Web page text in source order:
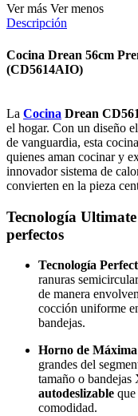
Ver más Ver menos
Descripción
Cocina Drean 56cm
(CD5614AIO)
La Cocina Drean
el hogar. Con un diseño
de vanguardia, esta
quienes aman cocinar y
innovador sistema de
convierten en la pieza
Tecnología
perfectos
Tecnología
ranuras
de manera
cocción uniforme
bandejas.
Horno de
grandes del
tamaño o
autodeslizable
comodidad.